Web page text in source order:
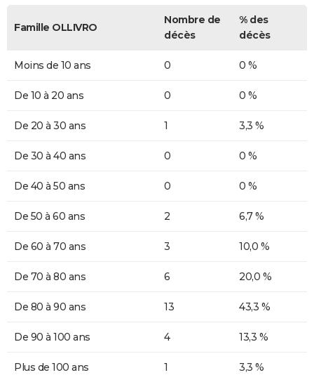
Famille OLLIVRO
Nombre de
décès
% des
décès
Moins de 10 ans 0 0 %
De 10 à 20 ans 0 0 %
De 20 à 30 ans 1 3,3 %
De 30 à 40 ans 0 0 %
De 40 à 50 ans 0 0 %
De 50 à 60 ans 2 6,7 %
De 60 à 70 ans 3 10,0 %
De 70 à 80 ans 6 20,0 %
De 80 à 90 ans 13 43,3 %
De 90 à 100 ans 4 13,3 %
Plus de 100 ans 1 3,3 %